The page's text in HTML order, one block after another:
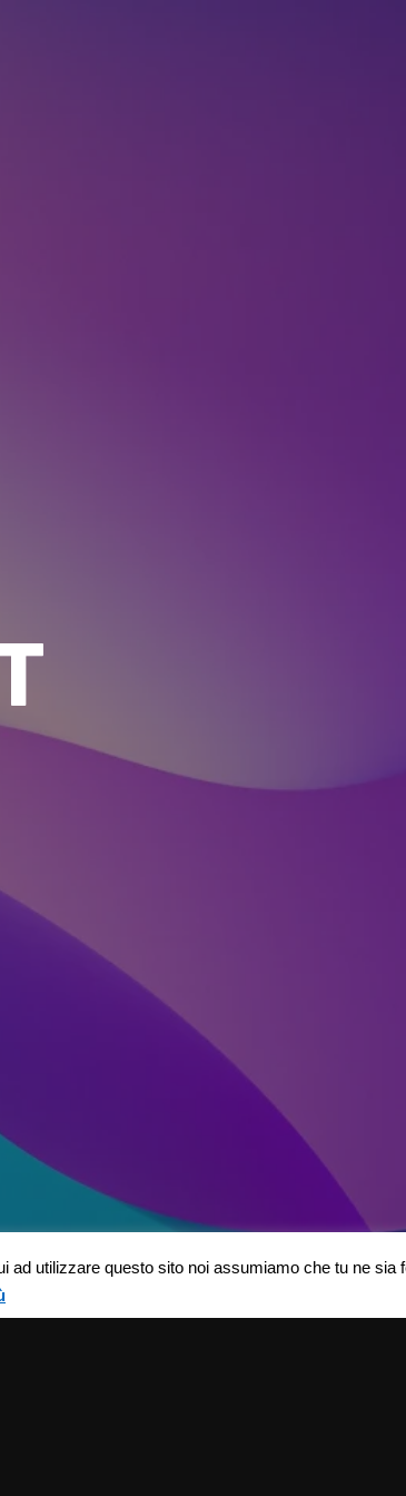
utilizzare questo sito noi assumiamo che tu ne sia